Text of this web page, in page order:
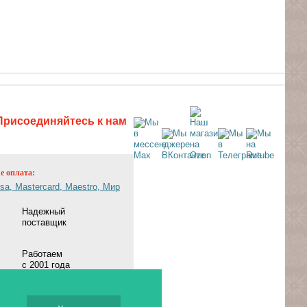
к нам
оплата:
Надежный
поставщик
Работаем
с 2001 года